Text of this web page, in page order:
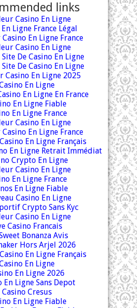
links
Casino En Ligne
Ligne France Légal
En Ligne France
Casino En Ligne
De Casino En Ligne
De Casino En Ligne
Casino En Ligne 2025
En Ligne
En Ligne En France
En Ligne Fiable
En Ligne France
Casino En Ligne
En Ligne France
En Ligne Français
En Ligne Retrait Immédiat
Crypto En Ligne
Casino En Ligne
En Ligne France
En Ligne Fiable
Casino En Ligne
Crypto Sans Kyc
Casino En Ligne
Casino Francais
Bonanza Avis
Hors Arjel 2026
En Ligne Français
En Ligne
En Ligne 2026
En Ligne Sans Depot
Casino Cresus
En Ligne Fiable